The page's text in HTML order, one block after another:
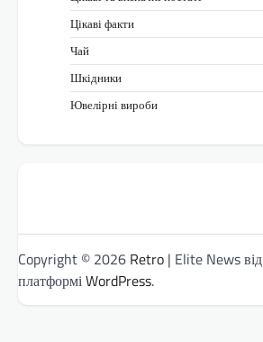
Цікаві факти
Чай
Шкідники
Ювелірні вироби
Copyright © 2026 Retro | Elite News від
платформіWordPress.